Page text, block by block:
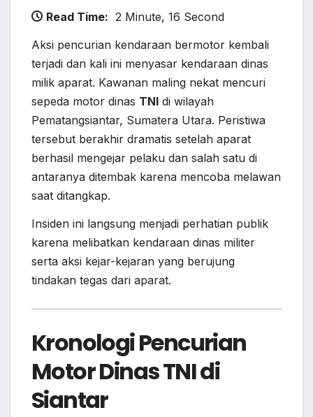
Read Time: 2 Minute, 16 Second
Aksi pencurian kendaraan bermotor kembali
terjadi dan kali ini menyasar kendaraan dinas
milik aparat. Kawanan maling nekat mencuri
sepeda motor dinas TNI di wilayah
Pematangsiantar, Sumatera Utara. Peristiwa
tersebut berakhir dramatis setelah aparat
berhasil mengejar pelaku dan salah satu di
antaranya ditembak karena mencoba melawan
saat ditangkap.
Insiden ini langsung menjadi perhatian publik
karena melibatkan kendaraan dinas militer
serta aksi kejar-kejaran yang berujung
tindakan tegas dari aparat.
Kronologi Pencurian
Motor Dinas TNI di
Siantar